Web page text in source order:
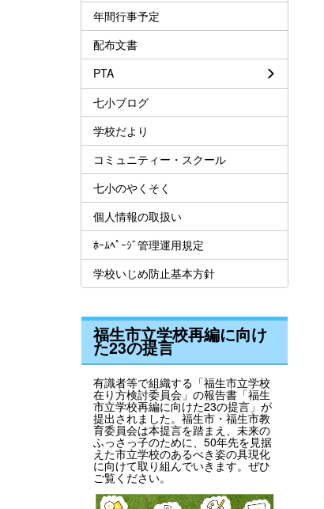
年間行事予定
配布文書
PTA
七小ブログ
学校だより
コミュニティー・スクール
七小のやくそく
個人情報の取扱い
ﾎｰﾑﾍﾟｰｼﾞ管理運用規定
学校いじめ防止基本方針
福生市立学校再編に向け
た23の提言
有識者等で組織する「福生市立学校
在り方検討委員会」の報告書「福生
市立学校再編に向けた23の提言」が
提出されました。福生市・福生市教
育委員会は本提言を踏まえ、未来の
ふっさっ子のために、50年先を見据
えた市立学校のあるべき姿の具現化
に向けて取り組んでいきます。ぜひ
ご覧ください。